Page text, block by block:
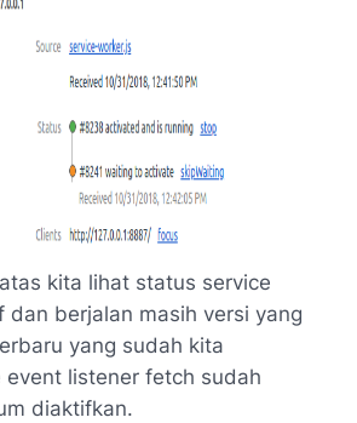
kita lihat status service
dan berjalan masih versi yang
yang sudah kita
listener fetch sudah
diaktifkan.